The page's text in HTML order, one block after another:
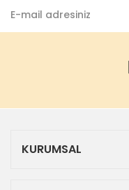
KURUMSAL